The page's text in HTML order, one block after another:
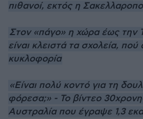
πιθανοί, εκτός η
Στον «πάγο» η χώρα έως την
είναι κλειστά τα σχολεία,
κυκλοφορία
«Είναι πολύ κοντό για τη
φόρεσα;» - Το βίντεο
Αυστραλία που έγραψε 1,3